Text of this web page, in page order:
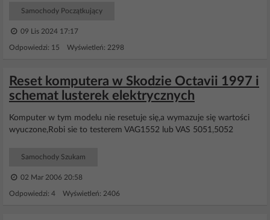
Samochody Początkujący
09 Lis 2024 17:17
Odpowiedzi: 15 Wyświetleń: 2298
Reset komputera w Skodzie Octavii 1997 i
schemat lusterek elektrycznych
Komputer w tym modelu nie resetuje się,a wymazuje się wartości
wyuczone,Robi sie to testerem VAG1552 lub VAS 5051,5052
Samochody Szukam
02 Mar 2006 20:58
Odpowiedzi: 4 Wyświetleń: 2406